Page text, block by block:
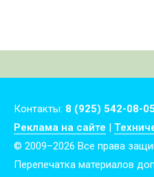
Контакты: 8 (925) 542-08-
Реклама на сайте
© 2009–2026 Все права
Перепечатка материалов